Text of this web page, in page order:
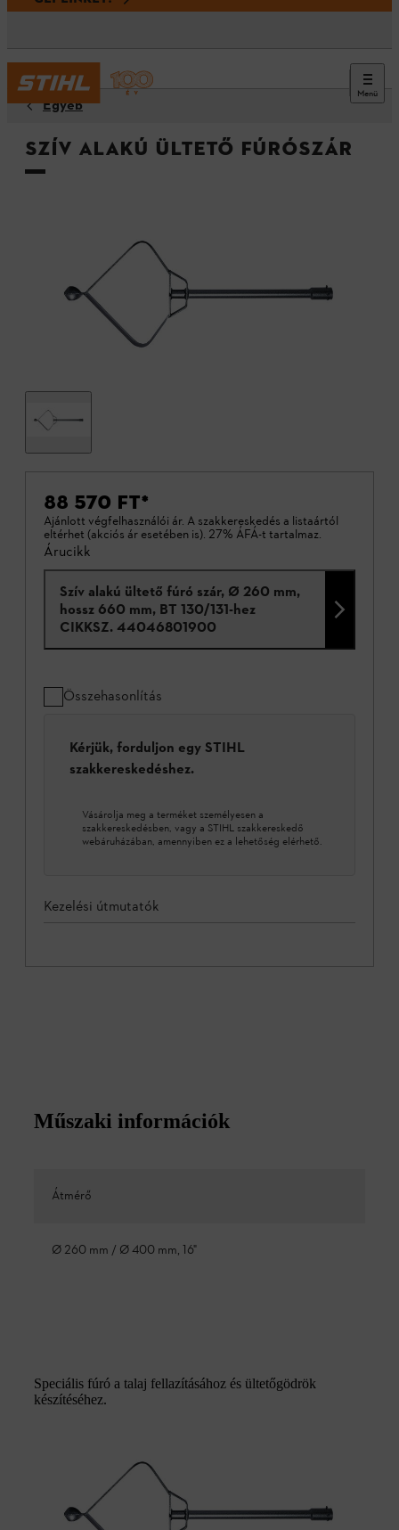
Menü
Egyéb
Szív alakú ültető fúrószár
88 570 FT*
Ajánlott végfelhasználói ár. A szakkereskedés a listaártól
eltérhet (akciós ár esetében is). 27% ÁFÁ-t tartalmaz.
Árucikk
Szív alakú ültető fúró szár, Ø 260 mm,
hossz 660 mm, BT 130/131-hez
CIKKSZ. 44046801900
Összehasonlítás
Kérjük, forduljon egy STIHL
szakkereskedéshez.
Vásárolja meg a terméket személyesen a
szakkereskedésben, vagy a STIHL szakkereskedő
webáruházában, amennyiben ez a lehetőség elérhető.
Kezelési útmutatók
Műszaki információk
Átmérő
Ø 260 mm / Ø 400 mm, 16"
Speciális fúró a talaj fellazításához és ültetőgödrök
készítéséhez.